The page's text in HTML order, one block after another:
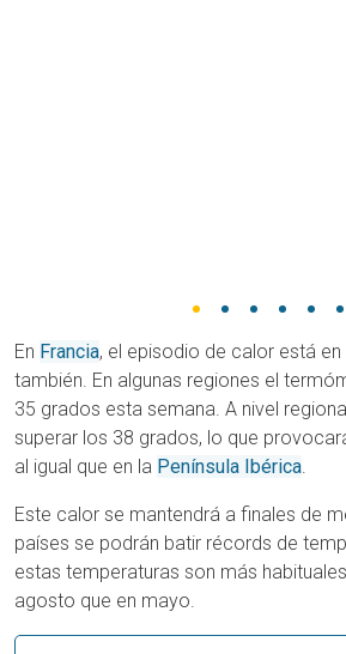
En Francia, el episodio de calor está
también. En algunas regiones el
35 grados esta semana. A nivel
superar los 38 grados, lo que
al igual que en la Península Ibérica.
Este calor se mantendrá a finales de
países se podrán batir récords de
estas temperaturas son más
agosto que en mayo.